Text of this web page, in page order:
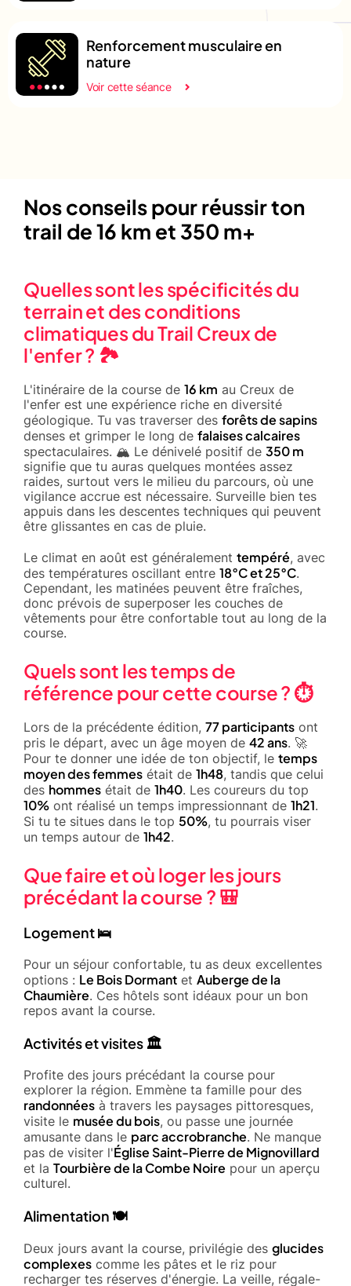
Renforcement musculaire en
nature
Voir cette séance
Nos conseils pour réussir ton
trail de 16 km et 350 m+
Quelles sont les spécificités du
terrain et des conditions
climatiques du Trail Creux de
l'enfer ? 🏞️
L'itinéraire de la course de 16 km au Creux de
l'enfer est une expérience riche en diversité
géologique. Tu vas traverser des forêts de sapins
denses et grimper le long de falaises calcaires
spectaculaires. 🏔️ Le dénivelé positif de 350 m
signifie que tu auras quelques montées assez
raides, surtout vers le milieu du parcours, où une
vigilance accrue est nécessaire. Surveille bien tes
appuis dans les descentes techniques qui peuvent
être glissantes en cas de pluie.
Le climat en août est généralement tempéré, avec
des températures oscillant entre 18°C et 25°C.
Cependant, les matinées peuvent être fraîches,
donc prévois de superposer les couches de
vêtements pour être confortable tout au long de la
course.
Quels sont les temps de
référence pour cette course ? ⏱️
Lors de la précédente édition, 77 participants ont
pris le départ, avec un âge moyen de 42 ans. 🚀
Pour te donner une idée de ton objectif, le temps
moyen des femmes était de 1h48, tandis que celui
des hommes était de 1h40. Les coureurs du top
10% ont réalisé un temps impressionnant de 1h21.
Si tu te situes dans le top 50%, tu pourrais viser
un temps autour de 1h42.
Que faire et où loger les jours
précédant la course ? 🎒
Logement 🛌
Pour un séjour confortable, tu as deux excellentes
options : Le Bois Dormant et Auberge de la
Chaumière. Ces hôtels sont idéaux pour un bon
repos avant la course.
Activités et visites 🏛️
Profite des jours précédant la course pour
explorer la région. Emmène ta famille pour des
randonnées à travers les paysages pittoresques,
visite le musée du bois, ou passe une journée
amusante dans le parc accrobranche. Ne manque
pas de visiter l'Église Saint-Pierre de Mignovillard
et la Tourbière de la Combe Noire pour un aperçu
culturel.
Alimentation 🍽️
Deux jours avant la course, privilégie des glucides
complexes comme les pâtes et le riz pour
recharger tes réserves d'énergie. La veille, régale-